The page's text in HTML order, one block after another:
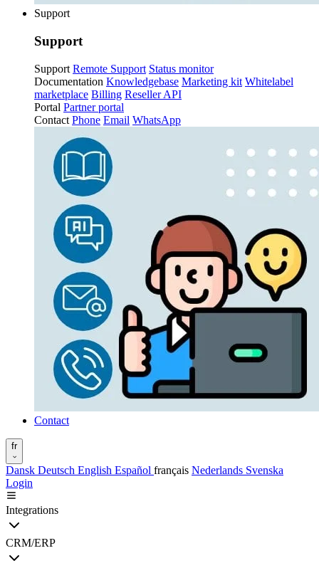
Support
Support
Support Remote Support Status monitor
Documentation Knowledgebase Marketing kit Whitelabel
marketplace Billing Reseller API
Portal Partner portal
Contact Phone Email WhatsApp
Contact
fr
Dansk Deutsch English Español français Nederlands Svenska
Login
Integrations
CRM/ERP